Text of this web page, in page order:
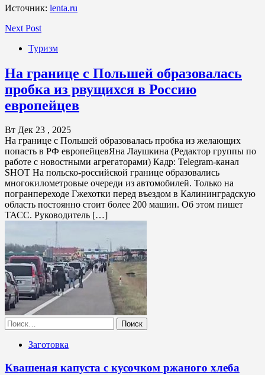
Источник: lenta.ru
Next Post
Туризм
На границе с Польшей образовалась
пробка из рвущихся в Россию
европейцев
Вт Дек 23 , 2025
На границе с Польшей образовалась пробка из желающих
попасть в РФ европейцевЯна Лаушкина (Редактор группы по
работе с новостными агрегаторами) Кадр: Telegram-канал
SHOT На польско-российской границе образовались
многокилометровые очереди из автомобилей. Только на
погранпереходе Гжехотки перед въездом в Калининградскую
область постоянно стоит более 200 машин. Об этом пишет
ТАСС. Руководитель […]
Найти:
Заготовка
Квашеная капуста с кусочком ржаного хлеба